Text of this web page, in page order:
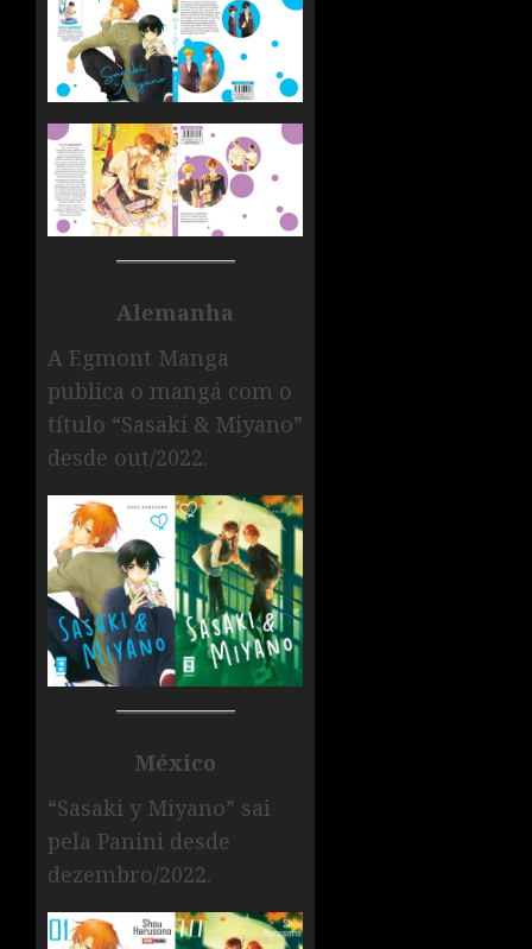
Alemanha
A Egmont Manga
publica o mangá com o
título “Sasaki & Miyano”
desde out/2022.
México
“Sasaki y Miyano” sai
pela Panini desde
dezembro/2022.